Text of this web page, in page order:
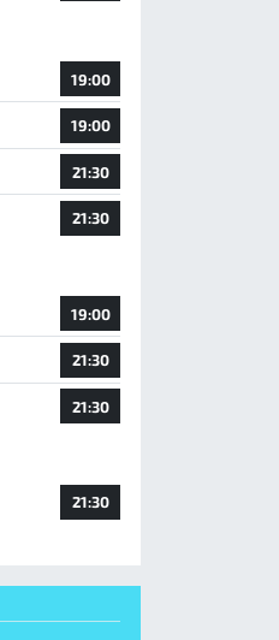
19:00
19:00
21:30
21:30
19:00
21:30
21:30
21:30